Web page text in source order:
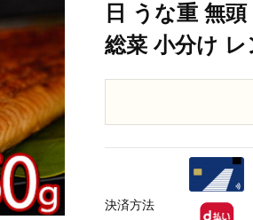
日 うな重 無
総菜 小分け
決済方法